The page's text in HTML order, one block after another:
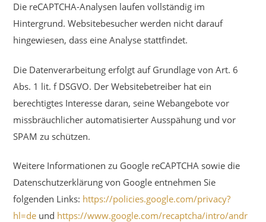
Die reCAPTCHA-Analysen laufen vollständig im
Hintergrund. Websitebesucher werden nicht darauf
hingewiesen, dass eine Analyse stattfindet.
Die Datenverarbeitung erfolgt auf Grundlage von Art. 6
Abs. 1 lit. f DSGVO. Der Websitebetreiber hat ein
berechtigtes Interesse daran, seine Webangebote vor
missbräuchlicher automatisierter Ausspähung und vor
SPAM zu schützen.
Weitere Informationen zu Google reCAPTCHA sowie die
Datenschutzerklärung von Google entnehmen Sie
folgenden Links: https://policies.google.com/privacy?
hl=de und https://www.google.com/recaptcha/intro/andr